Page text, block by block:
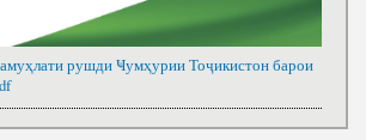
рушди Ҹумҳурии Тоҷикистон барои